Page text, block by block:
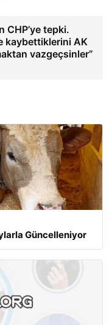
CHP’ye tepki.
kaybettiklerini AK
vazgeçsinler”
Güncelleniyor